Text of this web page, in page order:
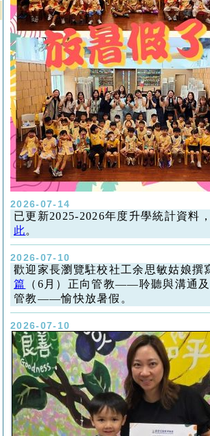
2026-07-14
已更新2025-2026年度升學統計資料
此。
2026-07-10
歡迎家長瀏覽駐校社工余思敏姑娘撰
篇
（6月）正向管教——聆聽與溝通
管教——愉快放暑假。
2026-07-10